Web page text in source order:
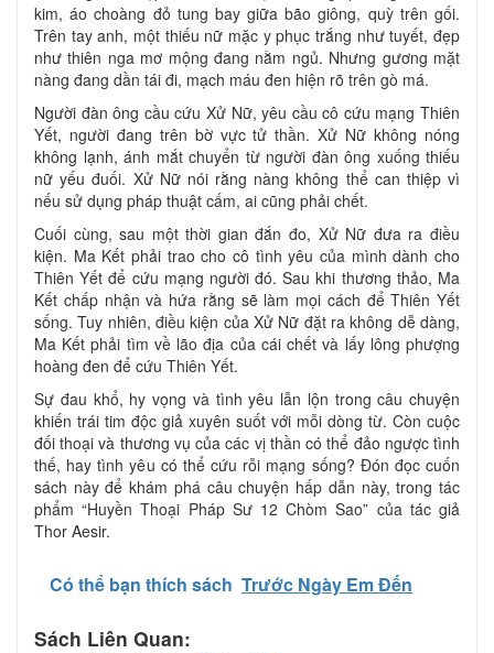
kim, áo choàng đỏ tung bay giữa bão giông, quỳ trên gối.
Trên tay anh, một thiếu nữ mặc y phục trắng như tuyết, đẹp
như thiên nga mơ mộng đang nằm ngủ. Nhưng gương mặt
nàng đang dần tái đi, mạch máu đen hiện rõ trên gò má.
Người đàn ông cầu cứu Xử Nữ, yêu cầu cô cứu mạng Thiên
Yết, người đang trên bờ vực tử thần. Xử Nữ không nóng
không lạnh, ánh mắt chuyển từ người đàn ông xuống thiếu
nữ yếu đuối. Xử Nữ nói rằng nàng không thể can thiệp vì
nếu sử dụng pháp thuật cấm, ai cũng phải chết.
Cuối cùng, sau một thời gian đắn đo, Xử Nữ đưa ra điều
kiện. Ma Kết phải trao cho cô tình yêu của mình dành cho
Thiên Yết để cứu mạng người đó. Sau khi thương thảo, Ma
Kết chấp nhận và hứa rằng sẽ làm mọi cách để Thiên Yết
sống. Tuy nhiên, điều kiện của Xử Nữ đặt ra không dễ dàng,
Ma Kết phải tìm về lão địa của cái chết và lấy lông phượng
hoàng đen để cứu Thiên Yết.
Sự đau khổ, hy vọng và tình yêu lẫn lộn trong câu chuyện
khiến trái tim độc giả xuyên suốt với mỗi dòng từ. Còn cuộc
đối thoại và thương vụ của các vị thần có thể đảo ngược tình
thế, hay tình yêu có thể cứu rỗi mạng sống? Đón đọc cuốn
sách này để khám phá câu chuyện hấp dẫn này, trong tác
phẩm “Huyền Thoại Pháp Sư 12 Chòm Sao” của tác giả
Thor Aesir.
Có thể bạn thích sách Trước Ngày Em Đến
Sách Liên Quan: